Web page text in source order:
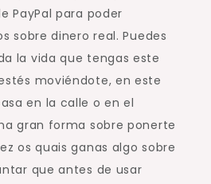
PayPal para poder
sobre dinero real. Puedes
la vida que tengas este
moviéndote, en este
en la calle o en el
gran forma sobre ponerte
os quais ganas algo sobre
que antes de usar